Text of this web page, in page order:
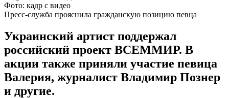
Фото: кадр с видео
Пресс-служба прояснила гражданскую позицию певца
Украинский артист поддержал
российский проект ВСЕММИР. В
акции также приняли участие певица
Валерия, журналист Владимир Познер
и другие.